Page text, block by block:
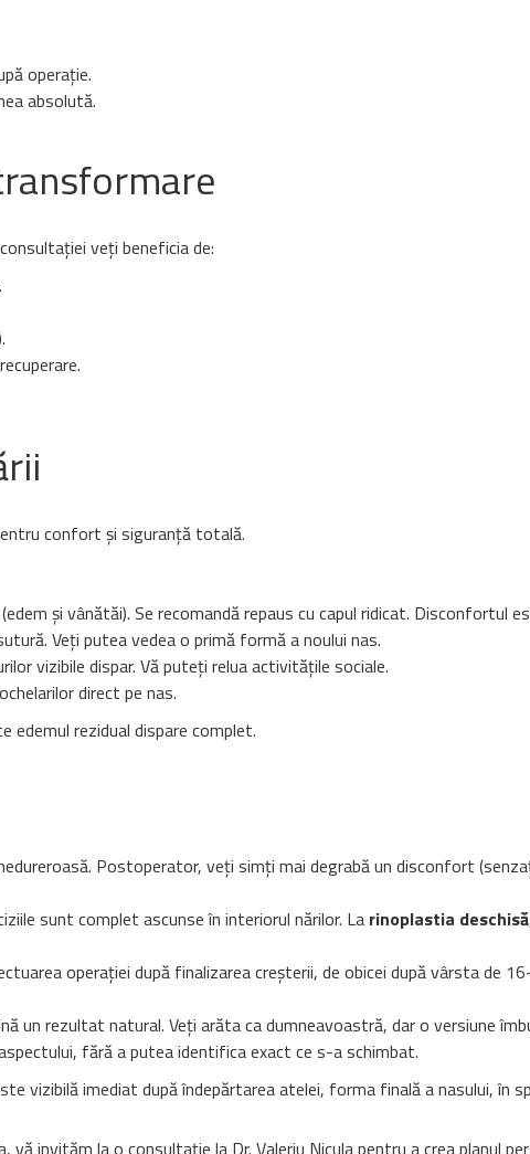
operație.
absolută.
veți beneficia de:
confort și siguranță totală.
și vânătăi). Se recomandă repaus cu capul ridicat. Disconfortul
Veți putea vedea o primă formă a noului nas.
vizibile dispar. Vă puteți relua activitățile sociale.
direct pe nas.
edemul rezidual dispare complet.
Postoperator, veți simți mai degrabă un disconfort
sunt complet ascunse în interiorul nărilor. La rinoplastia deschisă
operației după finalizarea creșterii, de obicei după vârsta de
un rezultat natural. Veți arăta ca dumneavoastră, dar o versiune
fără a putea identifica exact ce s-a schimbat.
vizibilă imediat după îndepărtarea atelei, forma finală a nasului, în
invităm la o consultație la Dr. Valeriu Nicula pentru a crea planul